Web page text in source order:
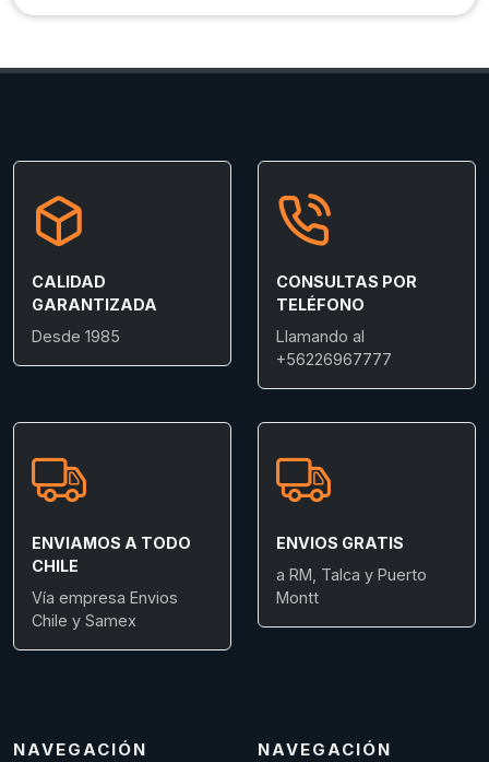
CALIDAD
GARANTIZADA
Desde 1985
CONSULTAS POR
TELÉFONO
Llamando al
+56226967777
ENVIAMOS A TODO
CHILE
Vía empresa Envios
Chile y Samex
ENVIOS GRATIS
a RM, Talca y Puerto
Montt
NAVEGACIÓN NAVEGACIÓN